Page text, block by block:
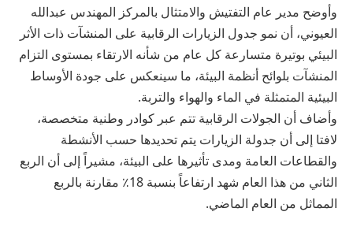
وأوضح مدير عام التفتيش والامتثال بالمركز المهندس عبدالله
العيوني، أن نمو جدول الزيارات الرقابية على المنشآت ذات الأثر
البيئي بوتيرة متسارعة كل عام من شأنه الارتقاء بمستوى التزام
المنشآت بلوائح أنظمة البيئة، ما سينعكس على جودة الأوساط
البيئية المتمثلة في الماء والهواء والتربة.
وأضاف أن الجولات الرقابية تتم عبر كوادر وطنية متخصصة،
لافتا إلى أن جدولة الزيارات يتم تحديدها حسب الأنشطة
والقطاعات العامة ومدى تأثيرها على البيئة، مشيراً إلى أن الربع
الثاني من هذا العام شهد ارتفاعاً بنسبة 18٪؜ مقارنة بالربع
المماثل من العام الماضي.